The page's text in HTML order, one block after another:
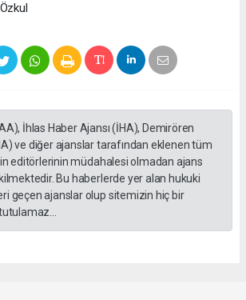
İhlas Haber Ajansı (İHA), Demirören
ve diğer ajanslar tarafından eklenen tüm
editörlerinin müdahalesi olmadan ajans
Bu haberlerde yer alan hukuki
geçen ajanslar olup sitemizin hiç bir